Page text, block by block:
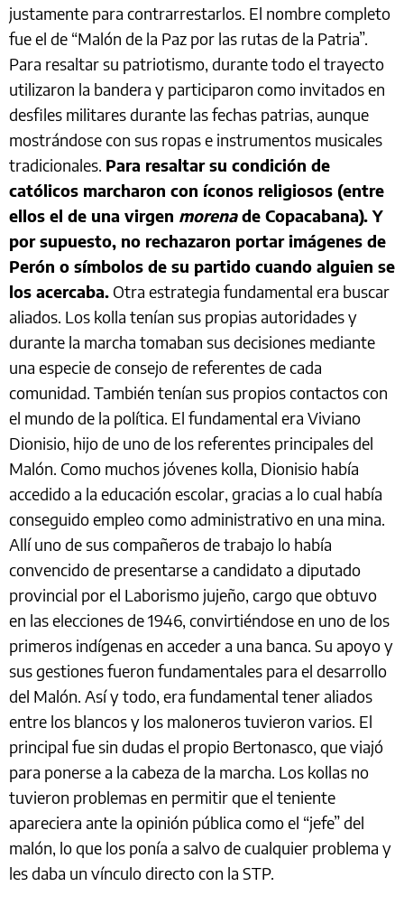
justamente para contrarrestarlos. El nombre completo
fue el de “Malón de la Paz por las rutas de la Patria”.
Para resaltar su patriotismo, durante todo el trayecto
utilizaron la bandera y participaron como invitados en
desfiles militares durante las fechas patrias, aunque
mostrándose con sus ropas e instrumentos musicales
tradicionales. Para resaltar su condición de
católicos marcharon con íconos religiosos (entre
ellos el de una virgen morenade Copacabana). Y
por supuesto, no rechazaron portar imágenes de
Perón o símbolos de su partido cuando alguien se
los acercaba. Otra estrategia fundamental era buscar
aliados. Los kolla tenían sus propias autoridades y
durante la marcha tomaban sus decisiones mediante
una especie de consejo de referentes de cada
comunidad. También tenían sus propios contactos con
el mundo de la política. El fundamental era Viviano
Dionisio, hijo de uno de los referentes principales del
Malón. Como muchos jóvenes kolla, Dionisio había
accedido a la educación escolar, gracias a lo cual había
conseguido empleo como administrativo en una mina.
Allí uno de sus compañeros de trabajo lo había
convencido de presentarse a candidato a diputado
provincial por el Laborismo jujeño, cargo que obtuvo
en las elecciones de 1946, convirtiéndose en uno de los
primeros indígenas en acceder a una banca. Su apoyo y
sus gestiones fueron fundamentales para el desarrollo
del Malón. Así y todo, era fundamental tener aliados
entre los blancos y los maloneros tuvieron varios. El
principal fue sin dudas el propio Bertonasco, que viajó
para ponerse a la cabeza de la marcha. Los kollas no
tuvieron problemas en permitir que el teniente
apareciera ante la opinión pública como el “jefe” del
malón, lo que los ponía a salvo de cualquier problema y
les daba un vínculo directo con la STP.